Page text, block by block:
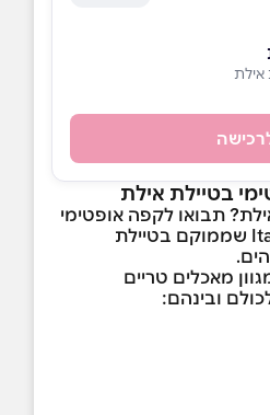
אילת
בטיילת אילת
תבואו לקפה אופטימי
Italian & Israeli kitchen שממוקם בטיילת
מאכלים טריים
ובינהם: